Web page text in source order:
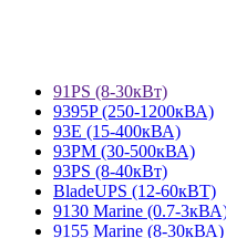
91PS (8-30кВт)
9395P (250-1200кВА)
93E (15-400кВА)
93PM (30-500кВА)
93PS (8-40кВт)
BladeUPS (12-60кВТ)
9130 Marine (0.7-
9155 Marine (8-30кВА)